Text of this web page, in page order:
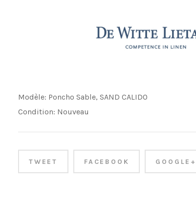
Modèle: Poncho Sable, SAND CALIDO
Condition: Nouveau
TWEET FACEBOOK GOOGLE+